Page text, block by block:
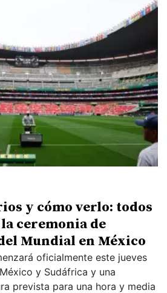
y cómo verlo: todos
ceremonia de
Mundial en México
oficialmente este jueves
y Sudáfrica y una
prevista para una hora y media